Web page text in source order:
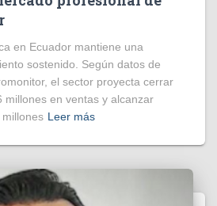
en Ecuador mantiene una
sostenido. Según datos de
el sector proyecta cerrar
millones en ventas y alcanzar
Leer más